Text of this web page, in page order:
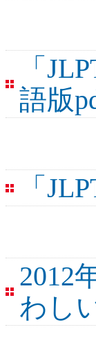
「
語版
「
2012
わし